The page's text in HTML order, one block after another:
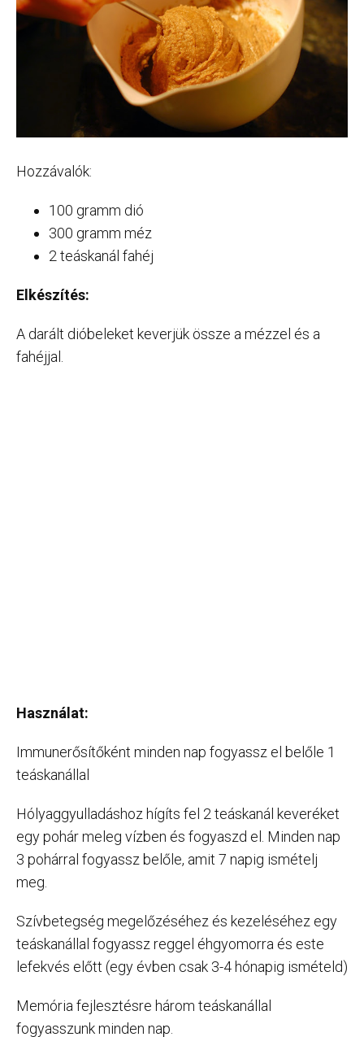
Hozzávalók:
100 gramm dió
300 gramm méz
2 teáskanál fahéj
Elkészítés:
A darált dióbeleket keverjük össze a mézzel és a
fahéjjal.
Használat:
Immunerősítőként minden nap fogyassz el belőle 1
teáskanállal
Hólyaggyulladáshoz hígíts fel 2 teáskanál keveréket
egy pohár meleg vízben és fogyaszd el. Minden nap
3 pohárral fogyassz belőle, amit 7 napig ismételj
meg.
Szívbetegség megelőzéséhez és kezeléséhez egy
teáskanállal fogyassz reggel éhgyomorra és este
lefekvés előtt (egy évben csak 3-4 hónapig ismételd)
Memória fejlesztésre három teáskanállal
fogyasszunk minden nap.